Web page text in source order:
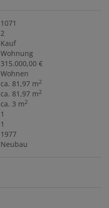
1071
2
Kauf
Wohnung
315.000,00 €
Wohnen
ca. 81,97 m2
ca. 81,97 m2
ca. 3 m2
1
1
1977
Neubau